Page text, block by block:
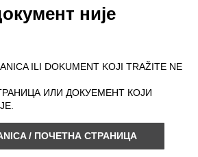
није
ILI DOKUMENT KOJI TRAŽITE NE
ИЛИ ДОКУЕМЕНТ КОЈИ
/ ПОЧЕТНА СТРАНИЦА